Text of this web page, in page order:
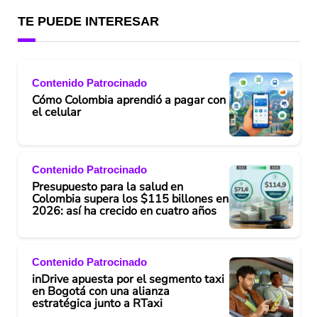
TE PUEDE INTERESAR
Contenido Patrocinado
Cómo Colombia aprendió a pagar con
el celular
Contenido Patrocinado
Presupuesto para la salud en
Colombia supera los $115 billones en
2026: así ha crecido en cuatro años
Contenido Patrocinado
inDrive apuesta por el segmento taxi
en Bogotá con una alianza
estratégica junto a RTaxi